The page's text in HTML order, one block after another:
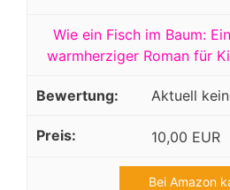
Wie ein Fisch im Baum:
warmherziger Roman für
Aktuell
10,00 EUR
Bei Amazon